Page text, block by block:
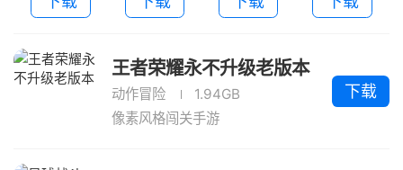
本
王者荣耀永不升级老版本
动作冒险
1.94GB
像素风格闯关手游
下载